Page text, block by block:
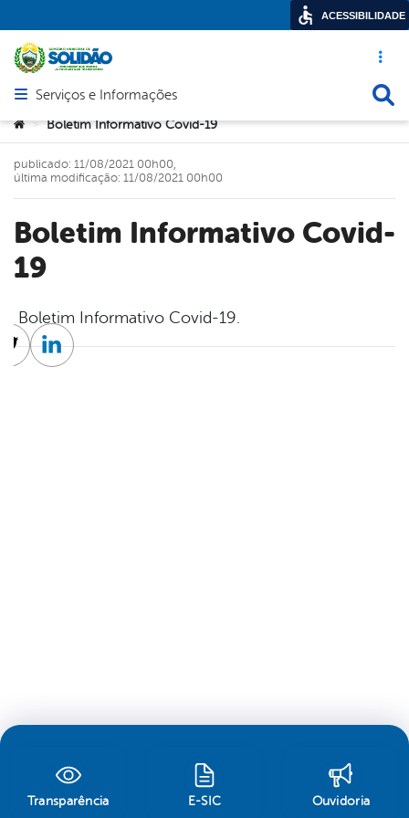
Acesso
Abrir menu principal de navegação
Serviços e Informações
Você está aqui:
> Boletim Informativo Covid-19
Boletim Informativo Covid-
19
publicado: 11/08/2021 00h00,
última modificação: 11/08/2021 00h00
Boletim Informativo Covid-19.
TwitterLinkedin
Transparência E-SIC Ouvidoria
ACESSIBILIDADE